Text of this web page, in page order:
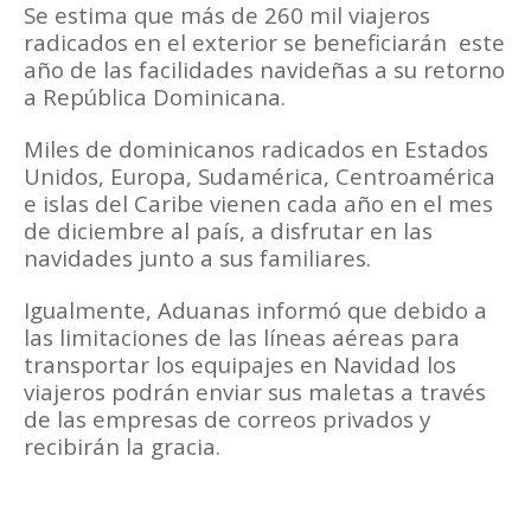
Se estima que más de 260 mil viajeros
radicados en el exterior se beneficiarán este
año de las facilidades navideñas a su retorno
a República Dominicana.
Miles de dominicanos radicados en Estados
Unidos, Europa, Sudamérica, Centroamérica
e islas del Caribe vienen cada año en el mes
de diciembre al país, a disfrutar en las
navidades junto a sus familiares.
Igualmente, Aduanas informó que debido a
las limitaciones de las líneas aéreas para
transportar los equipajes en Navidad los
viajeros podrán enviar sus maletas a través
de las empresas de correos privados y
recibirán la gracia.